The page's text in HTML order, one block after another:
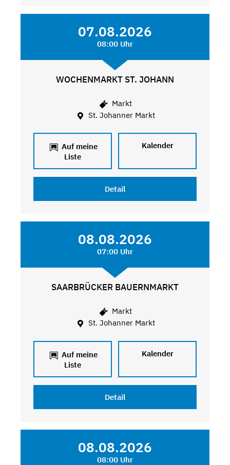
07.08.2026
08:00 Uhr
WOCHENMARKT ST. JOHANN
Markt
St. Johanner Markt
Auf meine
Liste
Kalender
Detail
08.08.2026
07:00 Uhr
SAARBRÜCKER BAUERNMARKT
Markt
St. Johanner Markt
Auf meine
Liste
Kalender
Detail
08.08.2026
08:00 Uhr